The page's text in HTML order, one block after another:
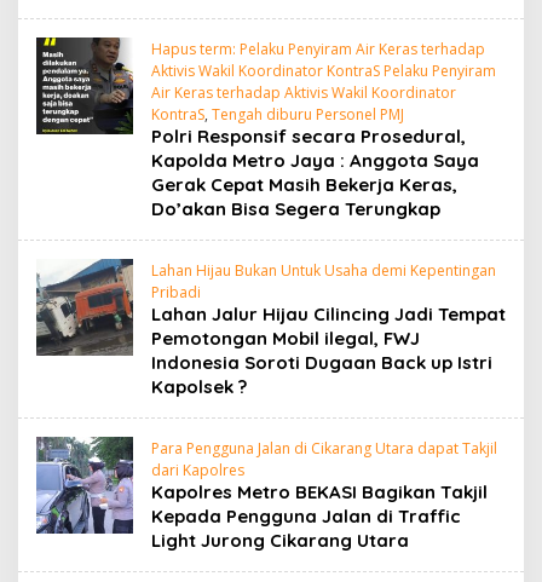
Hapus term: Pelaku Penyiram Air Keras terhadap
Aktivis Wakil Koordinator KontraS Pelaku Penyiram
Air Keras terhadap Aktivis Wakil Koordinator
KontraS, Tengah diburu Personel PMJ
Polri Responsif secara Prosedural,
Kapolda Metro Jaya : Anggota Saya
Gerak Cepat Masih Bekerja Keras,
Do’akan Bisa Segera Terungkap
Lahan Hijau Bukan Untuk Usaha demi Kepentingan
Pribadi
Lahan Jalur Hijau Cilincing Jadi Tempat
Pemotongan Mobil ilegal, FWJ
Indonesia Soroti Dugaan Back up Istri
Kapolsek ?
Para Pengguna Jalan di Cikarang Utara dapat Takjil
dari Kapolres
Kapolres Metro BEKASI Bagikan Takjil
Kepada Pengguna Jalan di Traffic
Light Jurong Cikarang Utara